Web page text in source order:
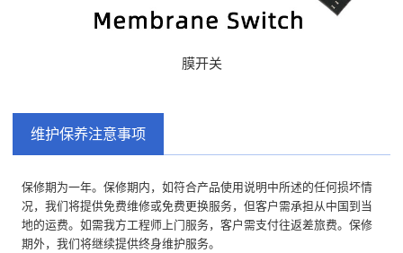
膜开关
维护保养注意事项
保修期为一年。保修期内，如符合产品使用说明中所述的任何损坏情
况，我们将提供免费维修或免费更换服务，但客户需承担从中国到当
地的运费。如需我方工程师上门服务，客户需支付往返差旅费。保修
期外，我们将继续提供终身维护服务。